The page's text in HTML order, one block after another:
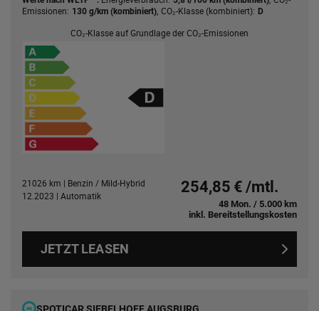
Emissionen: 130 g/km (kombiniert) CO₂-Klasse (kombiniert): D
CO₂-Klasse auf Grundlage der CO₂-Emissionen
21026 km | Benzin / Mild-Hybrid
12.2023 | Automatik
254,85 € /mtl.
48 Mon. / 5.000 km
inkl. Bereitstellungskosten
JETZT LEASEN